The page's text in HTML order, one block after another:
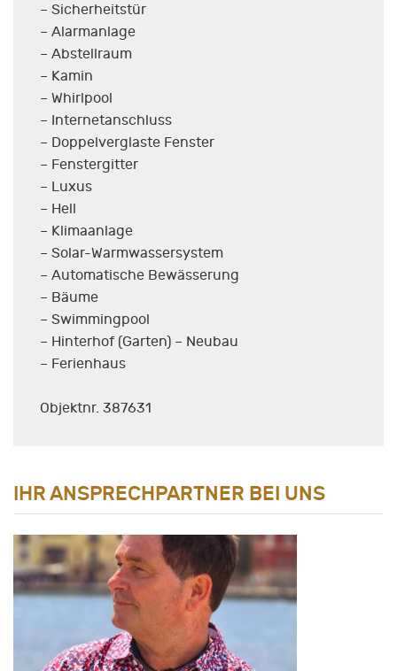
– Sicherheitstür
– Alarmanlage
– Abstellraum
– Kamin
– Whirlpool
– Internetanschluss
– Doppelverglaste Fenster
– Fenstergitter
– Luxus
– Hell
– Klimaanlage
– Solar-Warmwassersystem
– Automatische Bewässerung
– Bäume
– Swimmingpool
– Hinterhof (Garten) – Neubau
– Ferienhaus
Objektnr. 387631
IHR ANSPRECHPARTNER BEI UNS